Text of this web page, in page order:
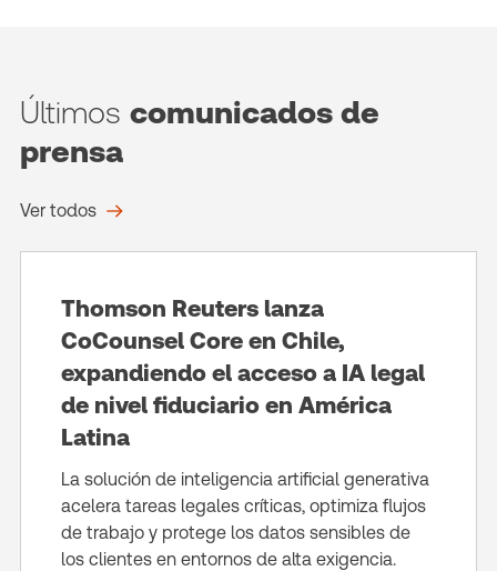
Últimos comunicados de
prensa
Ver todos
Thomson Reuters lanza
CoCounsel Core en Chile,
expandiendo el acceso a IA legal
de nivel fiduciario en América
Latina
La solución de inteligencia artificial generativa
acelera tareas legales críticas, optimiza flujos
de trabajo y protege los datos sensibles de
los clientes en entornos de alta exigencia.